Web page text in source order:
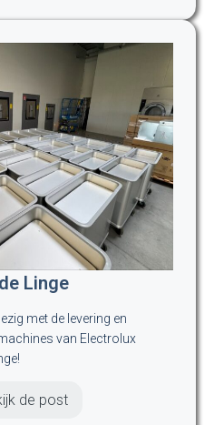
Linge
met de levering en
van Electrolux
de post